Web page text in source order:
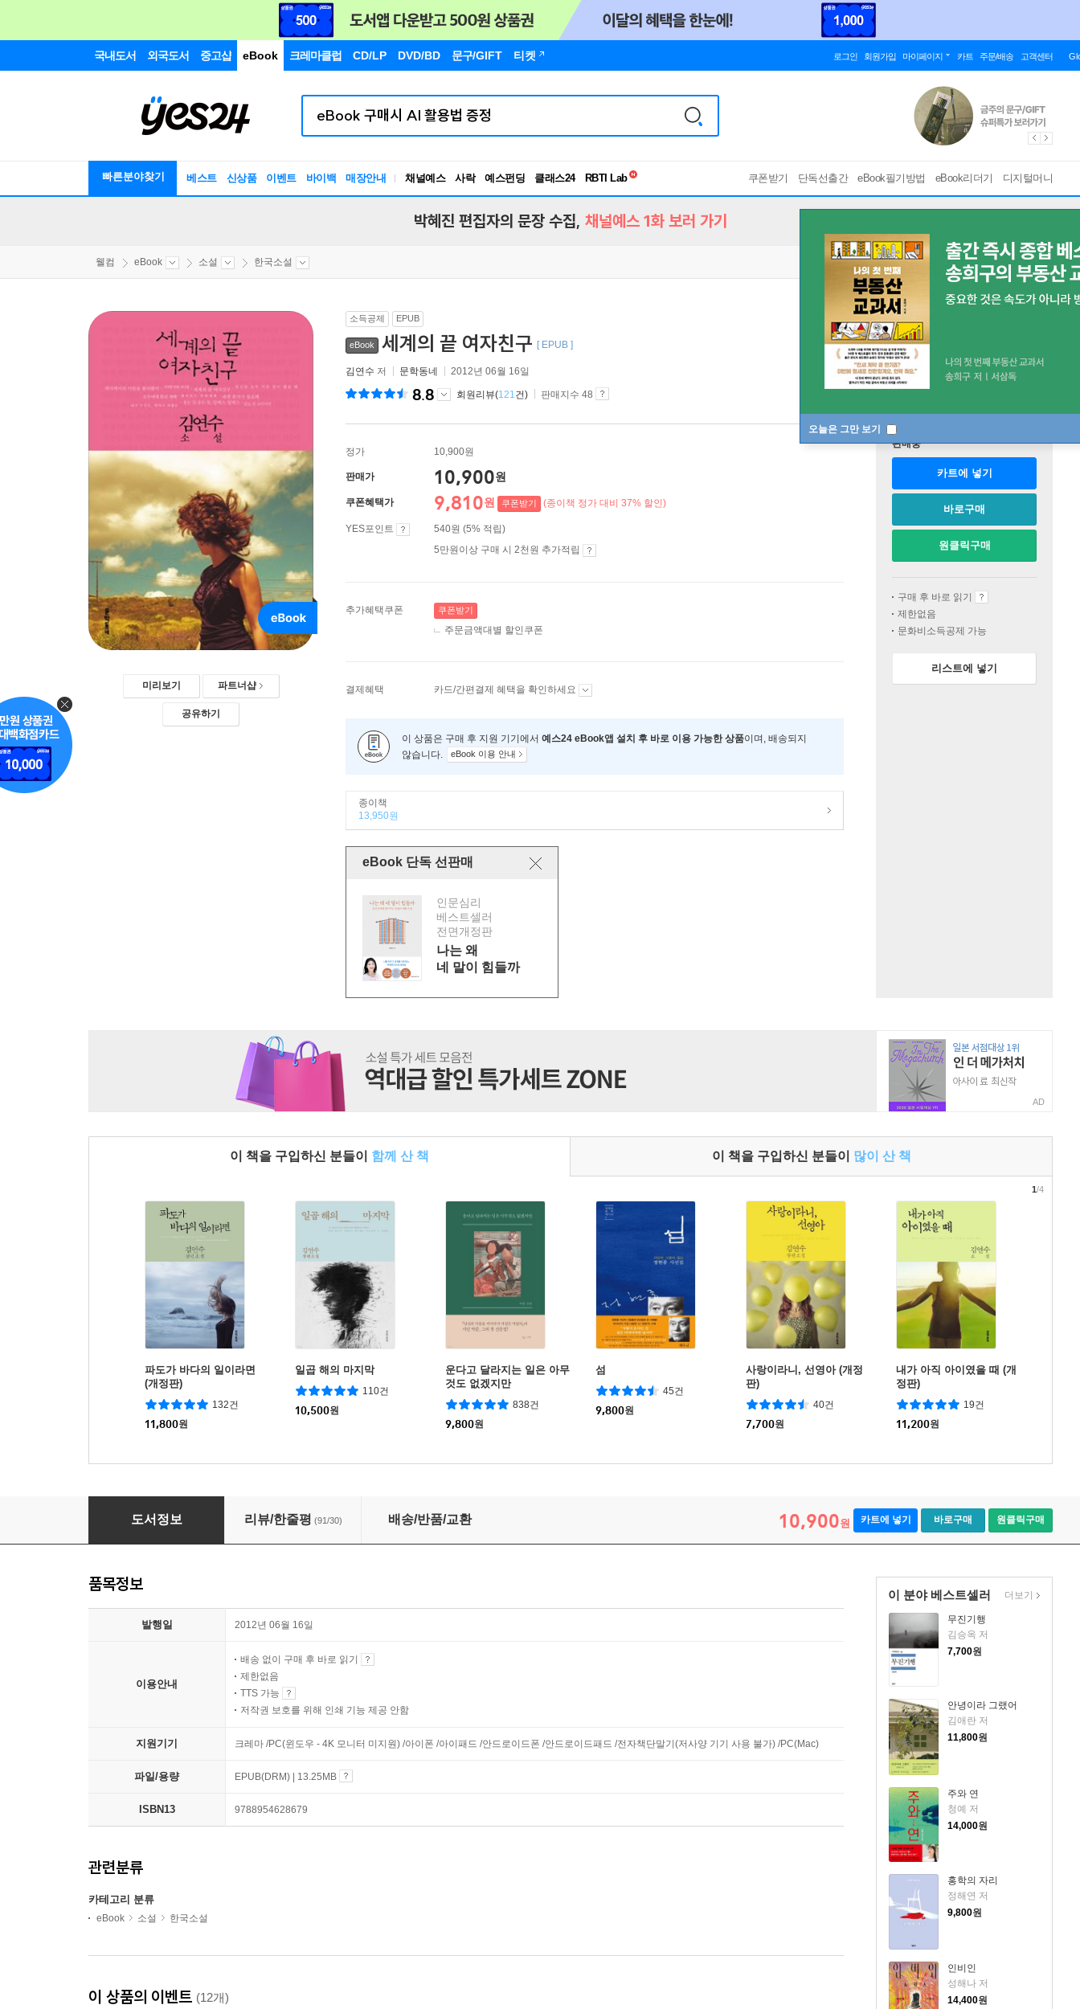
국내도서 외국도서 중고샵 eBook 크레마클럽 CD/LP DVD/BD 문구/GIFT 티켓 로그인 회원가입 마이페이지 카트 주문/배송 고객센터
빠른분야찾기 베스트 신상품 이벤트 바이백 매장안내 채널예스 사락 예스펀딩 클래스24
독서유형검사
쿠폰받기 단독선출간 eBook필기방법 eBook리더기 디지털머니
오늘은 그만 보기
박혜진 편집자의 문장 수집, 채널예스 1화 보러 가기
웰컴 eBook 소설 한국소설
미리보기 파트너샵
공유하기
소득공제 EPUB
eBook 세계의 끝 여자친구 [ EPUB ]
김연수 저 문학동네 2012년 06월 16일
8.8 회원리뷰(121건) 판매지수 48
정가 10,900원
판매가 10,900원
쿠폰혜택가 9,810원 쿠폰받기 (종이책 정가 대비 37% 할인)
YES포인트
540원 (5% 적립)
5만원이상 구매 시 2천원 추가적립
추가혜택쿠폰 쿠폰받기
주문금액대별 할인쿠폰
결제혜택 카드/간편결제 혜택을 확인하세요
이 상품은 구매 후 지원 기기에서 예스24 eBook앱 설치 후 바로 이용 가능한 상품이며, 배송되지
않습니다.
eBook 이용 안내
종이책
13,950원
eBook 단독 선판매
인문심리
베스트셀러
전면개정판
나는 왜
네 말이 힘들까
판매중
카트에 넣기
바로구매
원클릭구매
구매 후 바로 읽기
제한없음
문화비소득공제 가능
리스트에 넣기
AD
이 책을 구입하신 분들이 함께 산 책 이 책을 구입하신 분들이 많이 산 책
파도가 바다의 일이라면
(개정판)
132건
11,800원
일곱 해의 마지막
110건
10,500원
운다고 달라지는 일은 아무
것도 없겠지만
838건
9,800원
섬
45건
9,800원
사랑이라니, 선영아 (개정
판)
40건
7,700원
내가 아직 아이였을 때 (개
정판)
19건
11,200원
1/4
세계의 끝 여자친구
도서정보 리뷰/한줄평 (91/30) 배송/반품/교환 10,900원 카트에 넣기 바로구매 원클릭구매
이 분야 베스트셀러
무진기행
김승옥 저
7,700원
안녕이라 그랬어
김애란 저
11,800원
주와 연
청예 저
14,000원
홍학의 자리
정해연 저
9,800원
인비인
성해나 저
14,400원
더보기
품목정보
발행일 2012년 06월 16일
이용안내
배송 없이 구매 후 바로 읽기
제한없음
TTS 가능
저작권 보호를 위해 인쇄 기능 제공 안함
지원기기 크레마 /PC(윈도우 - 4K 모니터 미지원) /아이폰 /아이패드 /안드로이드폰 /안드로이드패드 /전자책단말기(저사양 기기 사용 불가) /PC(Mac)
파일/용량 EPUB(DRM) | 13.25MB
ISBN13 9788954628679
관련분류
카테고리 분류
eBook 소설 한국소설
이 상품의 이벤트 (12개)